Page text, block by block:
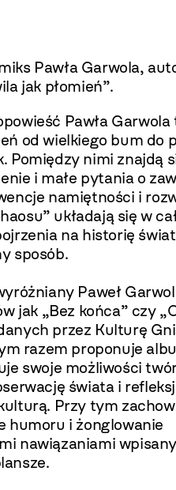
Pawła Garwola,
jak płomień”.
Pawła
od wielkiego bum do
Pomiędzy nimi znajdą
i małe pytania o
namiętności i
układają się w
na historię
sposób.
Paweł
jak „Bez końca” czy
przez Kulturę
razem proponuje
swoje możliwości
świata i
Przy tym
humoru i żonglowanie
nawiązaniami